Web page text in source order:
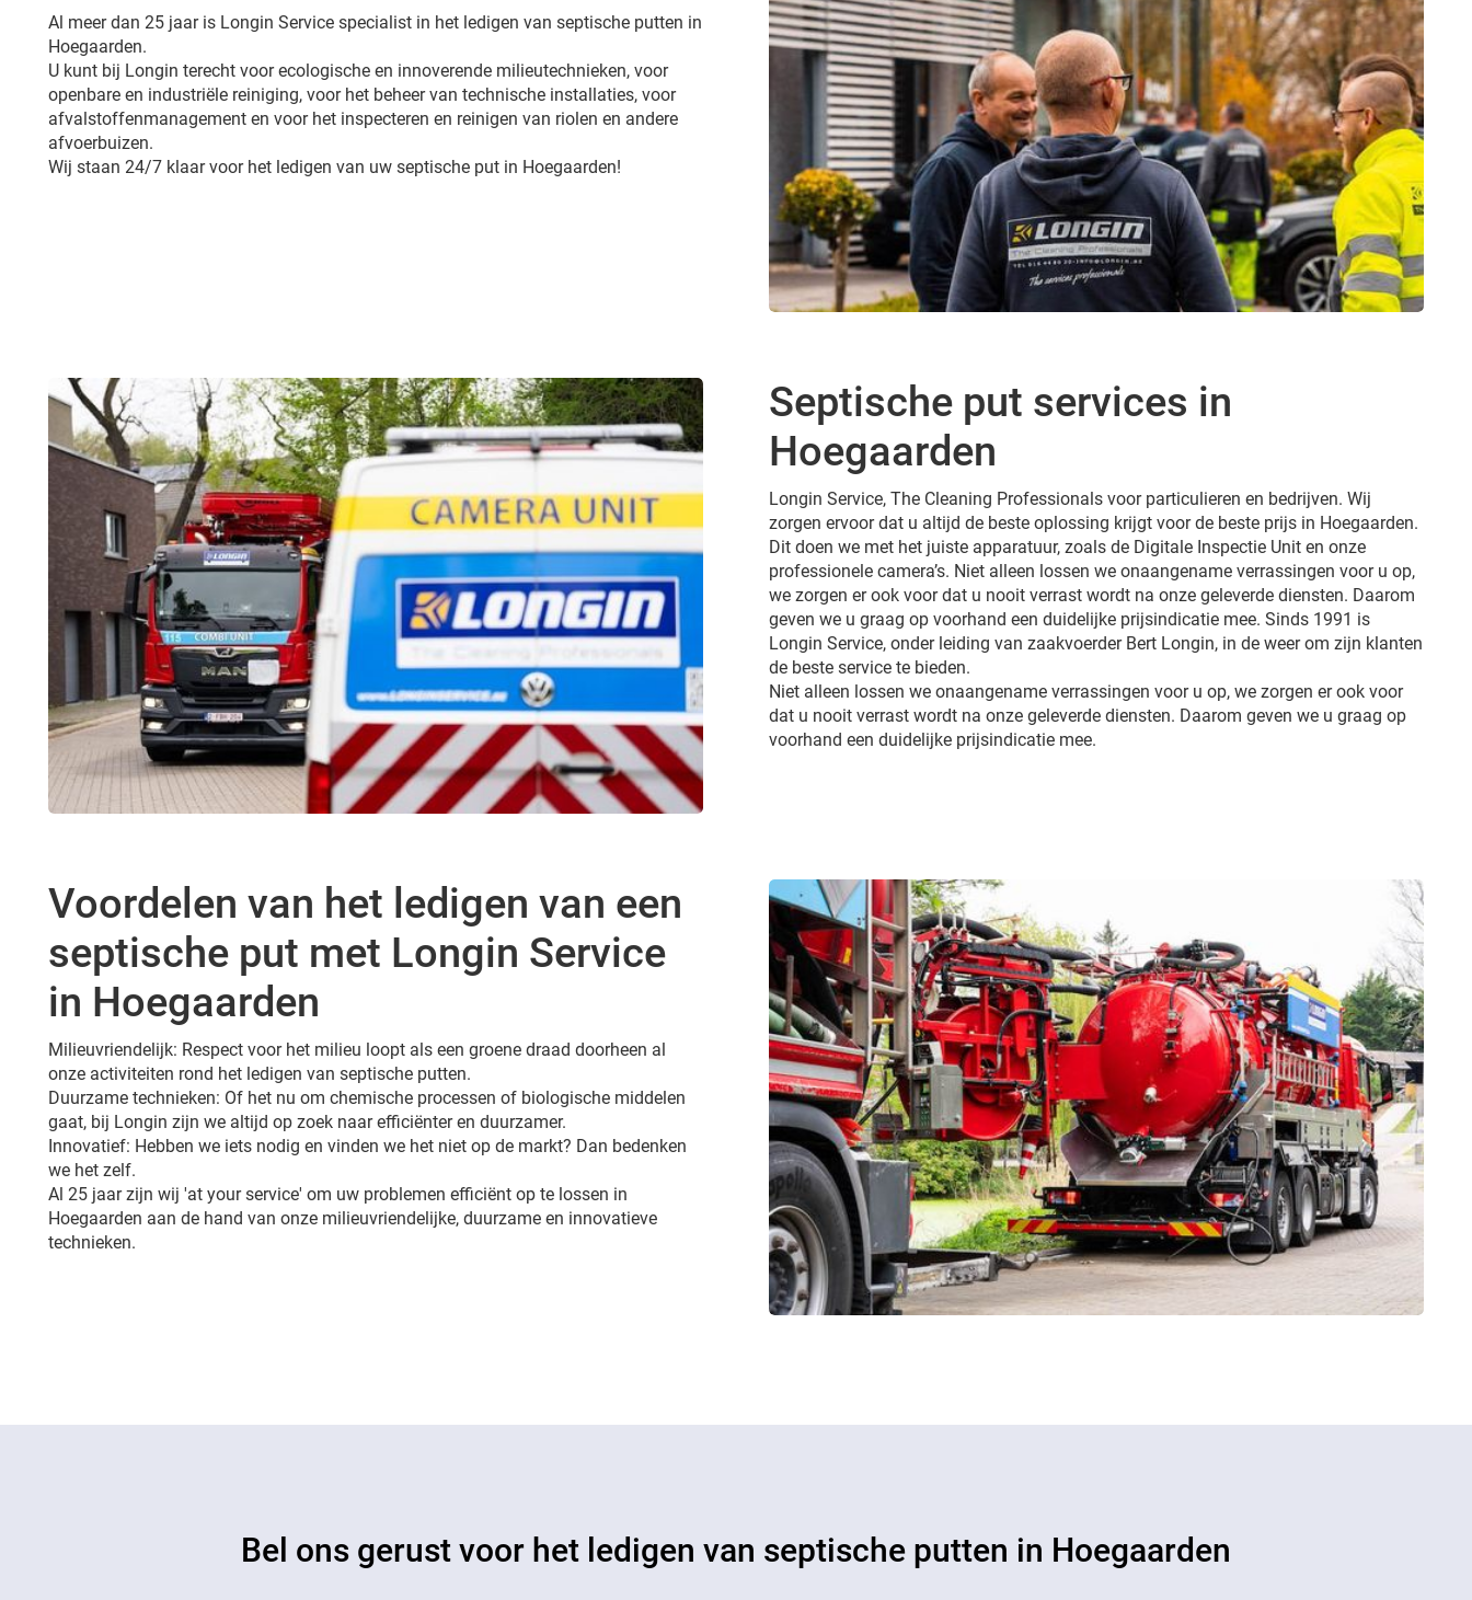
Al meer dan 25 jaar is Longin Service specialist in het ledigen van septische putten in
Hoegaarden.
U kunt bij Longin terecht voor ecologische en innoverende milieutechnieken, voor
openbare en industriële reiniging, voor het beheer van technische installaties, voor
afvalstoffenmanagement en voor het inspecteren en reinigen van riolen en andere
afvoerbuizen.
Wij staan 24/7 klaar voor het ledigen van uw septische put in Hoegaarden!
Septische put services in
Hoegaarden
Longin Service, The Cleaning Professionals voor particulieren en bedrijven. Wij
zorgen ervoor dat u altijd de beste oplossing krijgt voor de beste prijs in Hoegaarden.
Dit doen we met het juiste apparatuur, zoals de Digitale Inspectie Unit en onze
professionele camera’s. Niet alleen lossen we onaangename verrassingen voor u op,
we zorgen er ook voor dat u nooit verrast wordt na onze geleverde diensten. Daarom
geven we u graag op voorhand een duidelijke prijsindicatie mee. Sinds 1991 is
Longin Service, onder leiding van zaakvoerder Bert Longin, in de weer om zijn klanten
de beste service te bieden.
Niet alleen lossen we onaangename verrassingen voor u op, we zorgen er ook voor
dat u nooit verrast wordt na onze geleverde diensten. Daarom geven we u graag op
voorhand een duidelijke prijsindicatie mee.
Voordelen van het ledigen van een
septische put met Longin Service
in Hoegaarden
Milieuvriendelijk: Respect voor het milieu loopt als een groene draad doorheen al
onze activiteiten rond het ledigen van septische putten.
Duurzame technieken: Of het nu om chemische processen of biologische middelen
gaat, bij Longin zijn we altijd op zoek naar efficiënter en duurzamer.
Innovatief: Hebben we iets nodig en vinden we het niet op de markt? Dan bedenken
we het zelf.
Al 25 jaar zijn wij 'at your service' om uw problemen efficiënt op te lossen in
Hoegaarden aan de hand van onze milieuvriendelijke, duurzame en innovatieve
technieken.
Bel ons gerust voor het ledigen van septische putten in Hoegaarden